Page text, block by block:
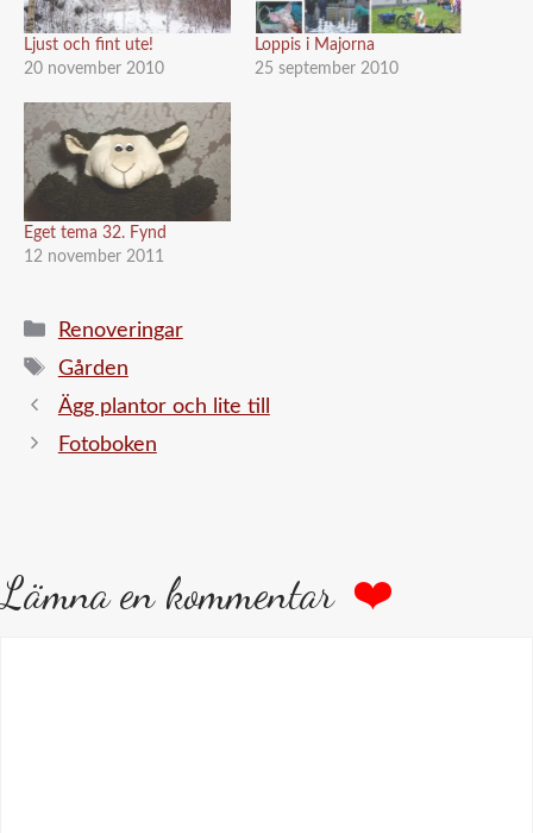
Ljust och fint ute!
20 november 2010
Loppis i Majorna
25 september 2010
Eget tema 32. Fynd
12 november 2011
Kategorier
Renoveringar
Etiketter
Gården
Ägg plantor och lite till
Fotoboken
Lämna en kommentar